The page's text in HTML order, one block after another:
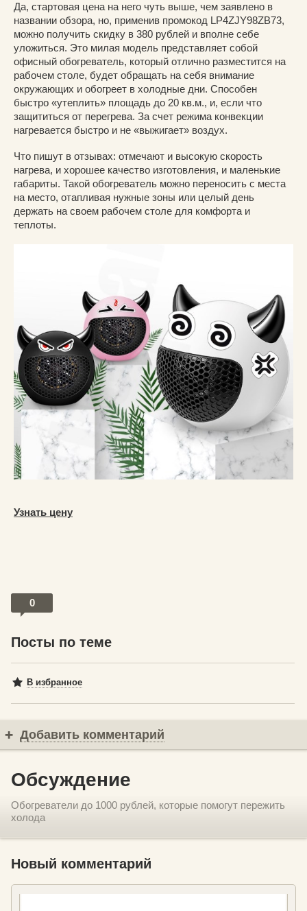
Да, стартовая цена на него чуть выше, чем заявлено в
названии обзора, но, применив промокод LP4ZJY98ZB73,
можно получить скидку в 380 рублей и вполне себе
уложиться. Это милая модель представляет собой
офисный обогреватель, который отлично разместится на
рабочем столе, будет обращать на себя внимание
окружающих и обогреет в холодные дни. Способен
быстро «утеплить» площадь до 20 кв.м., и, если что
защититься от перегрева. За счет режима конвекции
нагревается быстро и не «выжигает» воздух.
Что пишут в отзывах: отмечают и высокую скорость
нагрева, и хорошее качество изготовления, и маленькие
габариты. Такой обогреватель можно переносить с места
на место, отапливая нужные зоны или целый день
держать на своем рабочем столе для комфорта и
теплоты.
Узнать цену
0
Посты по теме
В избранное
Добавить комментарий
Обсуждение
Обогреватели до 1000 рублей, которые помогут пережить
холода
Новый комментарий